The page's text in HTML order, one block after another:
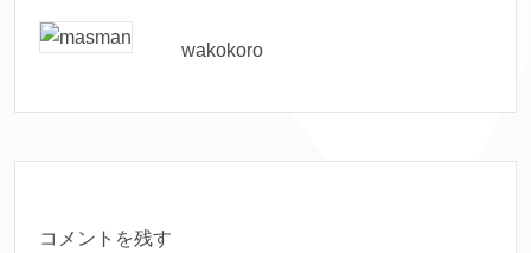
wakokoro
コメントを残す